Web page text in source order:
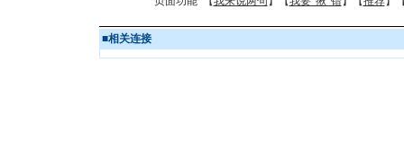
■相关连接